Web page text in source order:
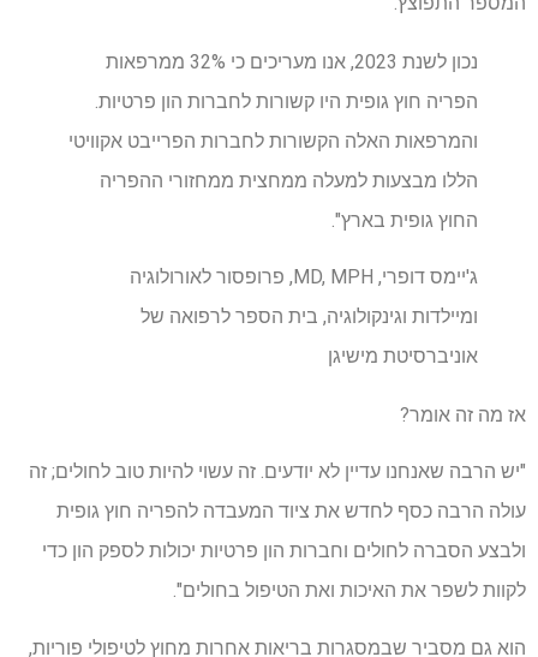
נכון לשנת 2023, אנו מעריכים כי 32% ממרפאות
הפריה חוץ גופית היו קשורות לחברות הון פרטיות.
והמרפאות האלה הקשורות לחברות הפרייבט אקוויטי
הללו מבצעות למעלה ממחצית ממחזורי ההפריה
החוץ גופית בארץ".
ג'יימס דופרי, MD, MPH, פרופסור לאורולוגיה
ומיילדות וגינקולוגיה, בית הספר לרפואה של
אוניברסיטת מישיגן
אז מה זה אומר?
"יש הרבה שאנחנו עדיין לא יודעים. זה עשוי להיות טוב לחולים; זה
עולה הרבה כסף לחדש את ציוד המעבדה להפריה חוץ גופית
ולבצע הסברה לחולים וחברות הון פרטיות יכולות לספק הון כדי
לקוות לשפר את האיכות ואת הטיפול בחולים".
הוא גם מסביר שבמסגרות בריאות אחרות מחוץ לטיפולי פוריות,